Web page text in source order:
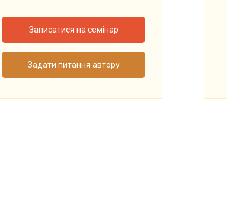
Записатися на семінар
Задати питання автору